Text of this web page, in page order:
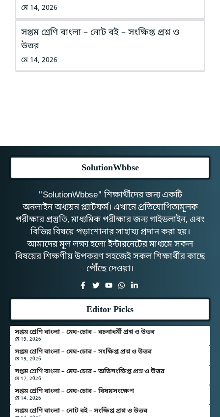
মে 14, 2026
সপ্তম শ্রেণি বাংলা – নোট বই – সংক্ষিপ্ত প্রশ্ন ও
উত্তর
মে 14, 2026
SolutionWbbse
"SolutionWbbse" শিক্ষার্থীদের জন্য একটি
অনলাইন অধ্যয়ন প্ল্যাটফর্ম। এখানে প্রতিযোগিতামূলক
পরীক্ষার প্রস্তুতি, মাধ্যমিক পরীক্ষার জন্য গাইডলাইন, এবং
বিভিন্ন বিষয়ে পড়াশোনার সাহায্য প্রদান করা হয়।
আমাদের মূল লক্ষ্য হলো ইন্টারনেটের মাধ্যমে সকল
বিষয়ের শিক্ষণীয় উপকরণ সহজেই সকল শিক্ষার্থীর কাছে
পৌঁছে দেওয়া।
Editor Picks
সপ্তম শ্রেণি বাংলা – মেঘ-চোর – রচনাধর্মী প্রশ্ন ও উত্তর
মে 19, 2026
সপ্তম শ্রেণি বাংলা – মেঘ-চোর – সংক্ষিপ্ত প্রশ্ন ও উত্তর
মে 19, 2026
সপ্তম শ্রেণি বাংলা – মেঘ-চোর – অতিসংক্ষিপ্ত প্রশ্ন ও উত্তর
মে 17, 2026
সপ্তম শ্রেণি বাংলা – মেঘ-চোর – বিষয়সংক্ষেপ
মে 14, 2026
সপ্তম শ্রেণি বাংলা – নোট বই – সংক্ষিপ্ত প্রশ্ন ও উত্তর